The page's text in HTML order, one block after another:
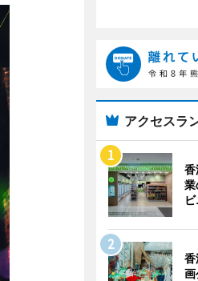
アクセスラ
香
香
画